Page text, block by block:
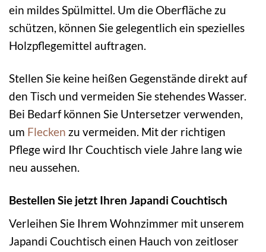
ein mildes Spülmittel. Um die Oberfläche zu
schützen, können Sie gelegentlich ein spezielles
Holzpflegemittel auftragen.
Stellen Sie keine heißen Gegenstände direkt auf
den Tisch und vermeiden Sie stehendes Wasser.
Bei Bedarf können Sie Untersetzer verwenden,
um Flecken zu vermeiden. Mit der richtigen
Pflege wird Ihr Couchtisch viele Jahre lang wie
neu aussehen.
Bestellen Sie jetzt Ihren Japandi Couchtisch
Verleihen Sie Ihrem Wohnzimmer mit unserem
Japandi Couchtisch einen Hauch von zeitloser